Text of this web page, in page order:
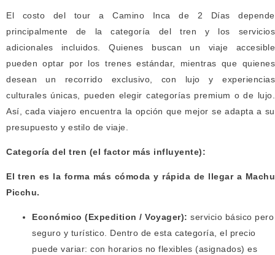
El costo del tour a Camino Inca de 2 Días depende
principalmente de la categoría del tren y los servicios
adicionales incluidos. Quienes buscan un viaje accesible
pueden optar por los trenes estándar, mientras que quienes
desean un recorrido exclusivo, con lujo y experiencias
culturales únicas, pueden elegir categorías premium o de lujo.
Así, cada viajero encuentra la opción que mejor se adapta a su
presupuesto y estilo de viaje.
Categoría del tren (el factor más influyente):
El tren es la forma más cómoda y rápida de llegar a Machu
Picchu.
Económico (Expedition / Voyager): servicio básico pero
seguro y turístico. Dentro de esta categoría, el precio
puede variar: con horarios no flexibles (asignados) es